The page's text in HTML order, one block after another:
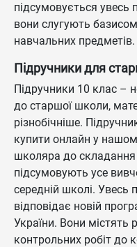
підсумовується увесь
вони слугують
навчальних предметів.
Підручники для
Підручники 10 клас –
до старшої школи,
різнобічніше.
купити онлайн у
школяра до
підсумовують усе
середній школі. Увесь
відповідає новій
України. Вони містять
контрольних робіт до